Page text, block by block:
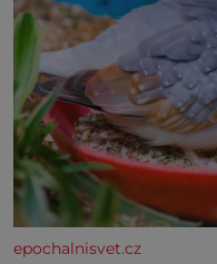
epochalnisvet.cz